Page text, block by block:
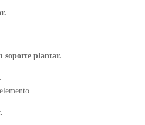
soporte plantar.